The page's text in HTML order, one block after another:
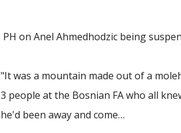
PH on Anel Ahmedhodzic being
"It was a mountain made out of a
3 people at the Bosnian FA who all
he'd been away and come…